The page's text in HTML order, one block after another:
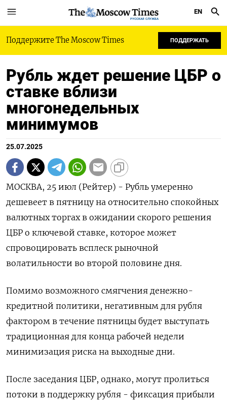
РУССКАЯ СЛУЖБА
EN
Поддержите The Moscow Times ПОДДЕРЖАТЬ
Рубль ждет решение ЦБР о
ставке вблизи
многонедельных
минимумов
25.07.2025
МОСКВА, 25 июл (Рейтер) - Рубль умеренно
дешевеет в пятницу на относительно спокойных
валютных торгах в ожидании скорого решения
ЦБР о ключевой ставке, которое может
спровоцировать всплеск рыночной
волатильности во второй половине дня.
Помимо возможного смягчения денежно-
кредитной политики, негативным для рубля
фактором в течение пятницы будет выступать
традиционная для конца рабочей недели
минимизация риска на выходные дни.
После заседания ЦБР, однако, могут пролиться
потоки в поддержку рубля - фиксация прибыли